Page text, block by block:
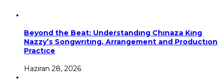
Beyond the Beat: Understandıng Chınaza Kıng
Nazzy’s Songwrıtıng, Arrangement and Productıon
Practıce
Haziran 28, 2026